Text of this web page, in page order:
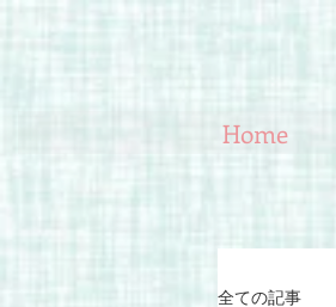
Home
全ての記事